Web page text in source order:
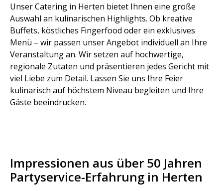
Unser Catering in Herten bietet Ihnen eine große
Auswahl an kulinarischen Highlights. Ob kreative
Buffets, köstliches Fingerfood oder ein exklusives
Menü – wir passen unser Angebot individuell an Ihre
Veranstaltung an. Wir setzen auf hochwertige,
regionale Zutaten und präsentieren jedes Gericht mit
viel Liebe zum Detail. Lassen Sie uns Ihre Feier
kulinarisch auf höchstem Niveau begleiten und Ihre
Gäste beeindrucken.
Impressionen aus über 50 Jahren
Partyservice-Erfahrung in Herten